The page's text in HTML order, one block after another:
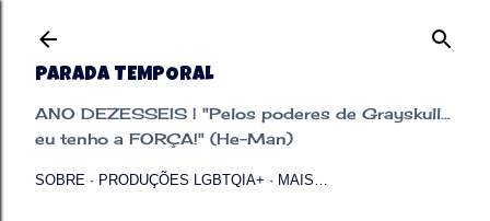
PARADA TEMPORAL
ANO DEZESSEIS | "Pelos poderes de Grayskull...
eu tenho a FORÇA!" (He-Man)
SOBRE PRODUÇÕES LGBTQIA+ MAIS…